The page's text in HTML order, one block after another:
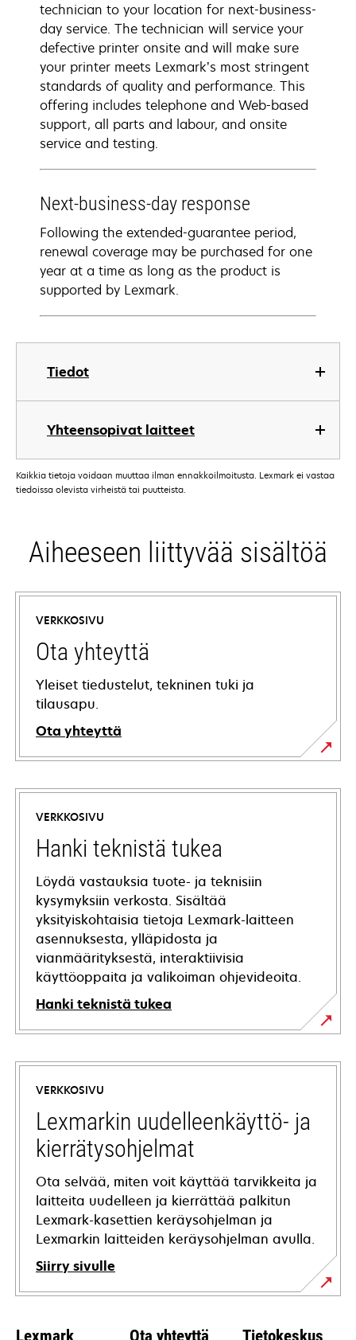
Tiedot
Yhteensopivat laitteet
technician to your location for next-business-
day service. The technician will service your
defective printer onsite and will make sure
your printer meets Lexmark’s most stringent
standards of quality and performance. This
offering includes telephone and Web-based
support, all parts and labour, and onsite
service and testing.
Next-business-day response
Following the extended-guarantee period,
renewal coverage may be purchased for one
year at a time as long as the product is
supported by Lexmark.
Kaikkia tietoja voidaan muuttaa ilman ennakkoilmoitusta. Lexmark ei vastaa
tiedoissa olevista virheistä tai puutteista.
Aiheeseen liittyvää sisältöä
VERKKOSIVU
Ota yhteyttä
Yleiset tiedustelut, tekninen tuki ja
tilausapu.
Ota yhteyttä
VERKKOSIVU
Hanki teknistä tukea
Löydä vastauksia tuote- ja teknisiin
kysymyksiin verkosta. Sisältää
yksityiskohtaisia tietoja Lexmark-laitteen
asennuksesta, ylläpidosta ja
vianmäärityksestä, interaktiivisia
käyttöoppaita ja valikoiman ohjevideoita.
Hanki teknistä tukea
opens
in
new
tab
VERKKOSIVU
Lexmarkin uudelleenkäyttö- ja
kierrätysohjelmat
Ota selvää, miten voit käyttää tarvikkeita ja
laitteita uudelleen ja kierrättää palkitun
Lexmark-kasettien keräysohjelman ja
Lexmarkin laitteiden keräysohjelman avulla.
Siirry sivulle
Lexmark Ota yhteyttä Tietokeskus